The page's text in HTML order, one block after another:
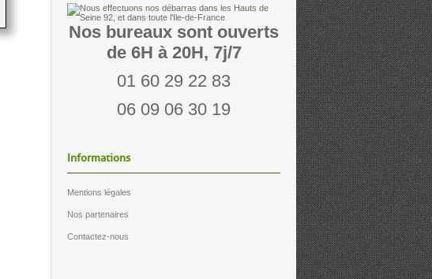
Nos bureaux sont ouverts
de 6H à 20H, 7j/7
01 60 29 22 83
06 09 06 30 19
Informations
Mentions légales
Nos partenaires
Contactez-nous